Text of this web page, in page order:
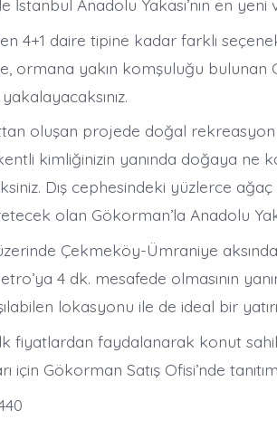
İstanbul Anadolu Yakası’nın en
4+1 daire tipine kadar farklı
ormana yakın komşuluğu bulunan
oluşan projede doğal rekreasyon
kimliğinizin yanında doğaya ne
Dış cephesindeki yüzlerce
olan Gökorman’la Anadolu
Çekmeköy-Ümraniye
4 dk. mesafede olmasının
lokasyonu ile de ideal bir
fiyatlardan faydalanarak konut
için Gökorman Satış Ofisi’nde